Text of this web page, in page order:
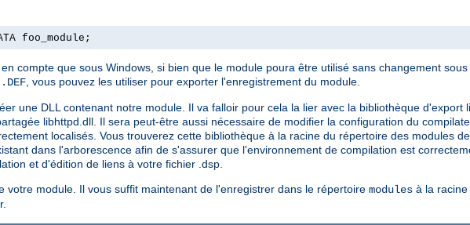
foo_module;
compte que sous Windows, si bien que le module poura être utilisé sans changement
.DEF , vous pouvez les utiliser pour exporter l'enregistrement du module.
une DLL contenant notre module. Il va falloir pour cela la lier avec la bibliothèque d'export
libhttpd.dll. Il sera peut-être aussi nécessaire de modifier la configuration du
localisés. Vous trouverez cette bibliothèque à la racine du répertoire des modules
dans l'arborescence afin de s'assurer que l'environnement de compilation est
et d'édition de liens à votre fichier .dsp.
votre module. Il vous suffit maintenant de l'enregistrer dans le répertoire modules à la